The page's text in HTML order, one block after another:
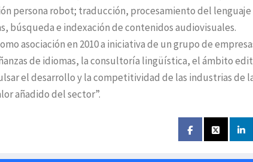
persona robot; traducción, procesamiento del lenguaje
e indexación de contenidos audiovisuales.
asociación en 2010 a iniciativa de un grupo de
de idiomas, la consultoría lingüística, el ámbito
el desarrollo y la competitividad de las industrias de
añadido del sector”.